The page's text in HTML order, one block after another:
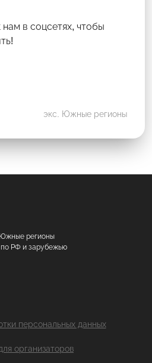
в соцсетях, чтобы
экс. Южные регионы
регионы
РФ и зарубежью
персональных данных
организаторов